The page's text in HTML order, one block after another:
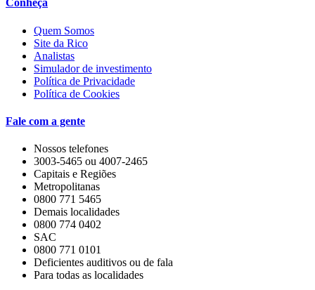
Conheça
Quem Somos
Site da Rico
Analistas
Simulador de investimento
Política de Privacidade
Política de Cookies
Fale com a gente
Nossos telefones
3003-5465 ou 4007-2465
Capitais e Regiões
Metropolitanas
0800 771 5465
Demais localidades
0800 774 0402
SAC
0800 771 0101
Deficientes auditivos ou de fala
Para todas as localidades